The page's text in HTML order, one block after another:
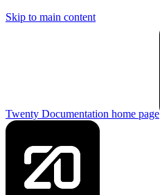
Skip to main content
Twenty Documentation home page